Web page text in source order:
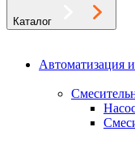
Каталог
Автоматизация